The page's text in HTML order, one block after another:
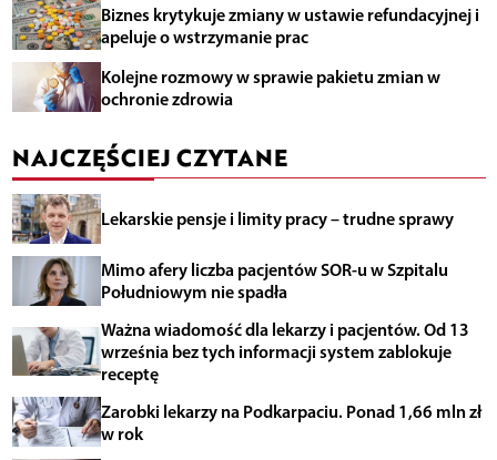
Biznes krytykuje zmiany w ustawie refundacyjnej i
apeluje o wstrzymanie prac
Kolejne rozmowy w sprawie pakietu zmian w
ochronie zdrowia
NAJCZĘŚCIEJ CZYTANE
Lekarskie pensje i limity pracy – trudne sprawy
Mimo afery liczba pacjentów SOR-u w Szpitalu
Południowym nie spadła
Ważna wiadomość dla lekarzy i pacjentów. Od 13
września bez tych informacji system zablokuje
receptę
Zarobki lekarzy na Podkarpaciu. Ponad 1,66 mln zł
w rok